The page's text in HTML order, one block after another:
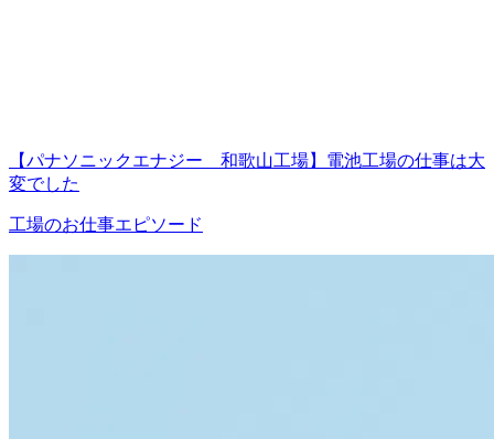
【パナソニックエナジー 和歌山工場】電池工場の仕事は大
変でした
工場のお仕事エピソード